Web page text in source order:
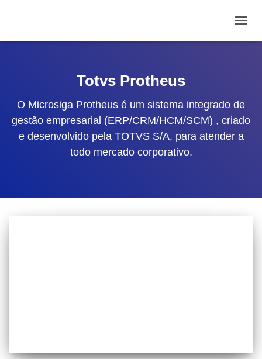
Totvs Protheus
O Microsiga Protheus é um sistema integrado de
gestão empresarial (ERP/CRM/HCM/SCM) , criado
e desenvolvido pela TOTVS S/A, para atender a
todo mercado corporativo.